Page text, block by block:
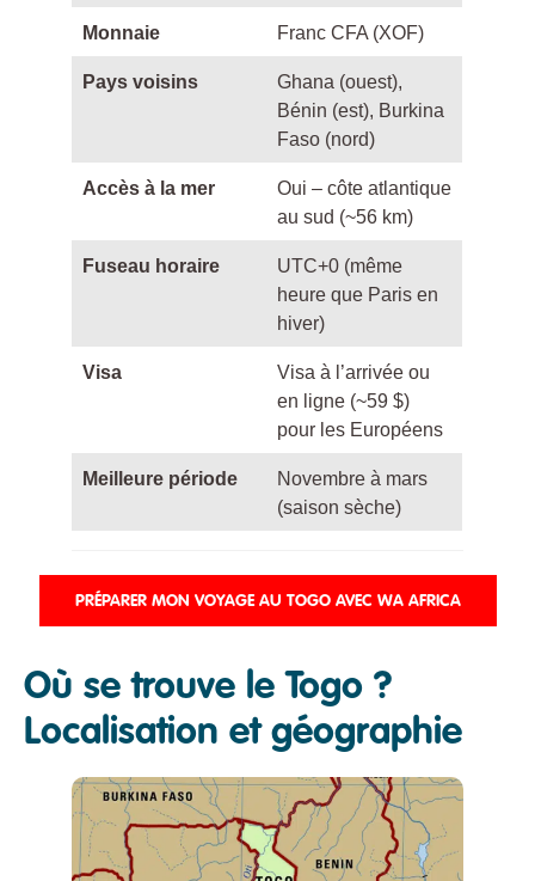
Monnaie Franc CFA (XOF)
Pays voisins
Ghana (ouest),
Bénin (est), Burkina
Faso (nord)
Accès à la mer
Oui – côte atlantique
au sud (~56 km)
Fuseau horaire
UTC+0 (même
heure que Paris en
hiver)
Visa
Visa à l’arrivée ou
en ligne (~59 $)
pour les Européens
Meilleure période
Novembre à mars
(saison sèche)
PRÉPARER MON VOYAGE AU TOGO AVEC WAAFRICA
Où se trouve le Togo ?
Localisation et géographie